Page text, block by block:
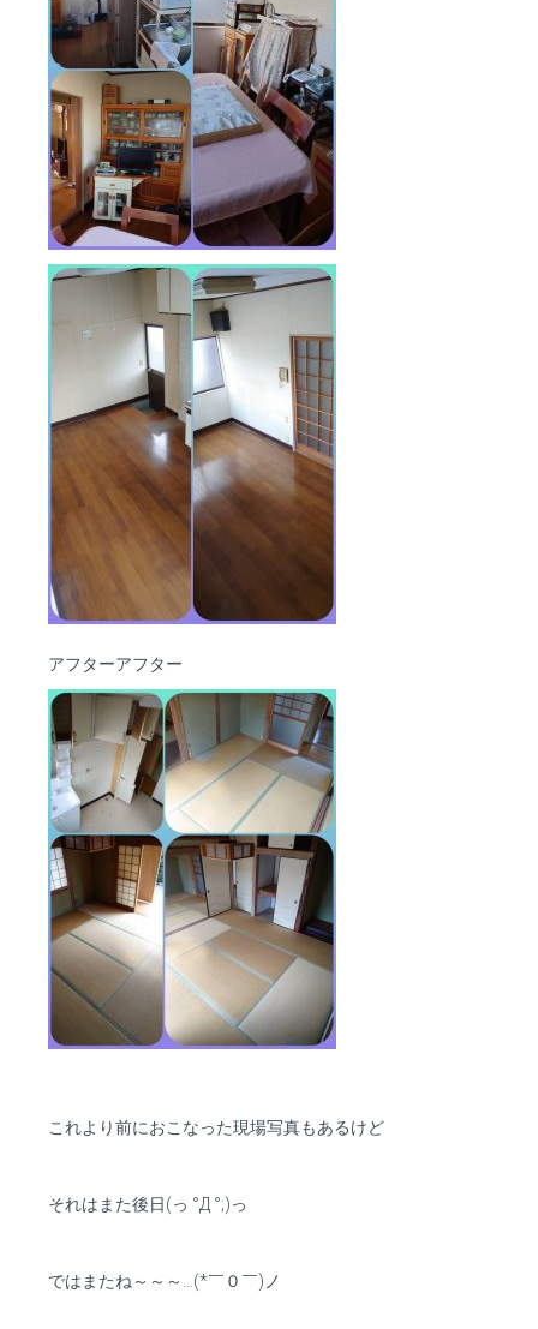
アフターアフター
これより前におこなった現場写真もあるけど
それはまた後日(っ °Д °;)っ
ではまたね～～～…(*￣０￣)ノ